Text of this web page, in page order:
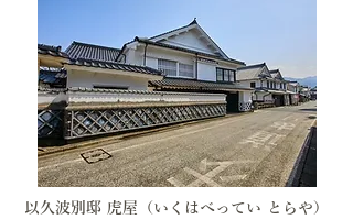
以久波別邸 虎屋（いくはべってい とらや）